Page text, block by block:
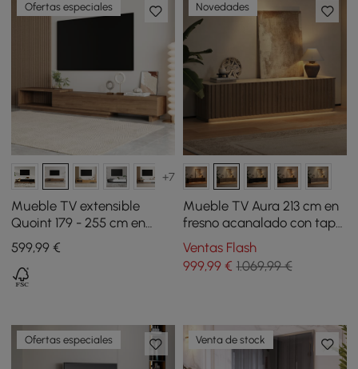
Ofertas especiales
+7
Mueble TV extensible
Quoint 179 - 255 cm en
madera con 3 cajones -
nogal
599,99 €
Novedades
Mueble TV Aura 213 cm en
fresno acanalado con tapa
de piedra sinterizada y luz
LED - natural
Ventas Flash
999,99€ 1.069,99 €
Ofertas especiales Venta de stock